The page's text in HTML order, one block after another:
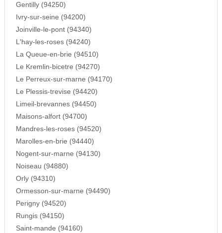
Gentilly (94250)
Ivry-sur-seine (94200)
Joinville-le-pont (94340)
L'hay-les-roses (94240)
La Queue-en-brie (94510)
Le Kremlin-bicetre (94270)
Le Perreux-sur-marne (94170)
Le Plessis-trevise (94420)
Limeil-brevannes (94450)
Maisons-alfort (94700)
Mandres-les-roses (94520)
Marolles-en-brie (94440)
Nogent-sur-marne (94130)
Noiseau (94880)
Orly (94310)
Ormesson-sur-marne (94490)
Perigny (94520)
Rungis (94150)
Saint-mande (94160)